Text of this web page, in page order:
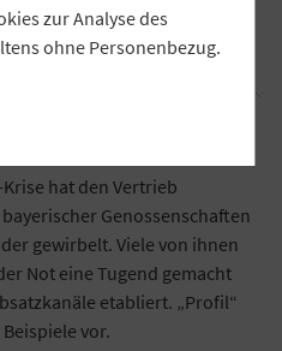
Gastbeitrag.
hat den Vertrieb
Genossenschaften
gewirbelt. Viele von ihnen
Not eine Tugend gemacht
etabliert. „Profil“
vor.
zur Analyse des
ohne Personenbezug.